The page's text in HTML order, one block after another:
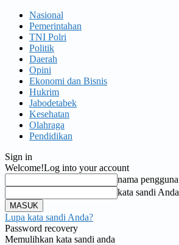
Nasional
Pemerintahan
TNI Polri
Politik
Daerah
Opini
Ekonomi dan Bisnis
Hukrim
Jabodetabek
Kesehatan
Olahraga
Pendidikan
Sign in
Welcome!Log into your account
nama pengguna
kata sandi Anda
Lupa kata sandi Anda?
Password recovery
Memulihkan kata sandi anda